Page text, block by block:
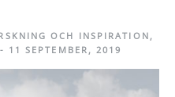
OCH INSPIRATION ,
- 11 SEPTEMBER, 2019